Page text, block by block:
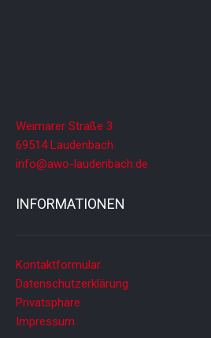
Weimarer Straße 3
69514 Laudenbach
info@awo-laudenbach.de
INFORMATIONEN
Kontaktformular
Datenschutzerklärung
Privatsphäre
Impressum